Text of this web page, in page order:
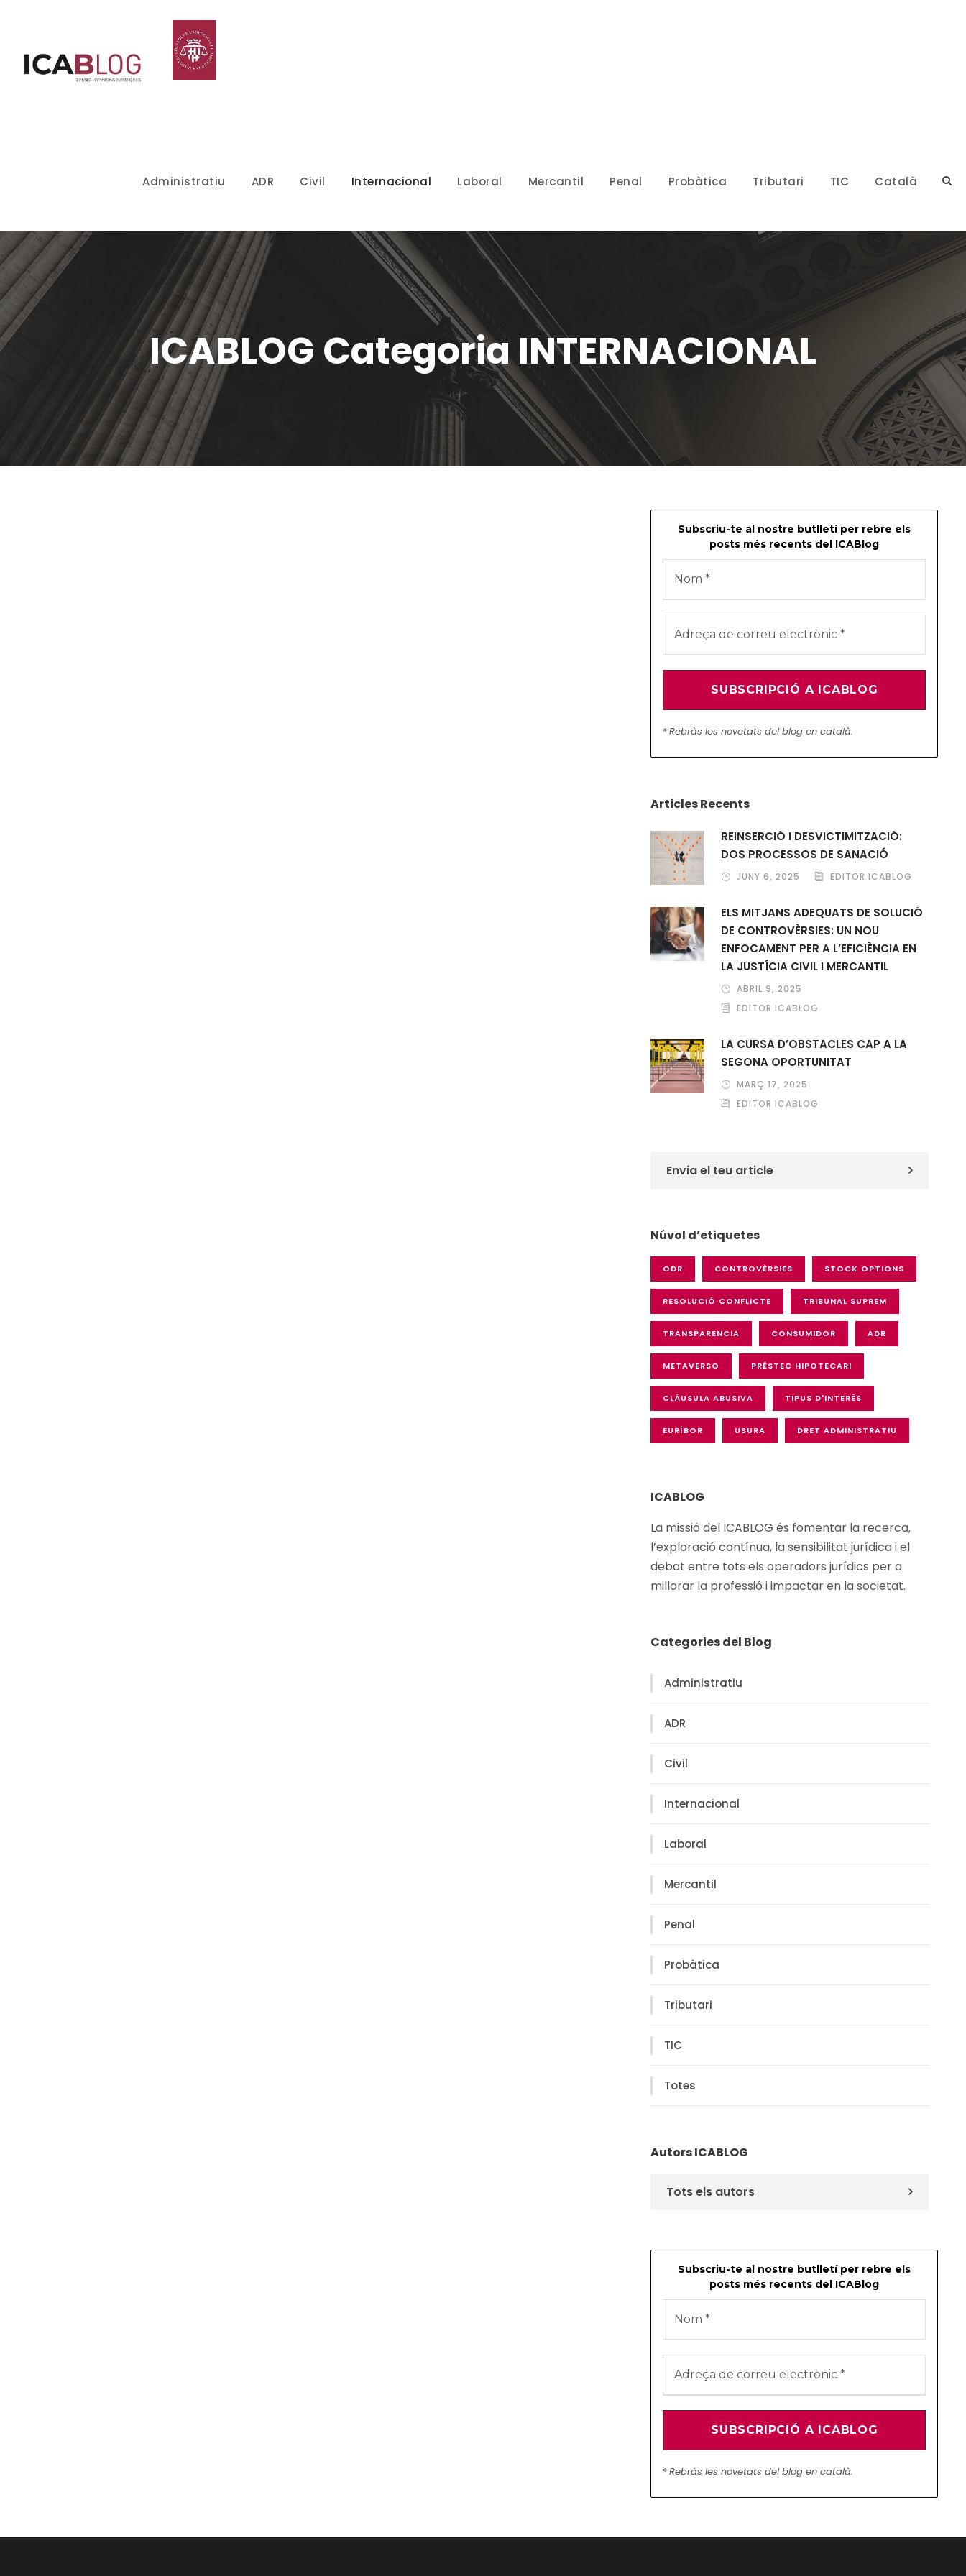
Administratiu ADR Civil Internacional Laboral Mercantil Penal Probàtica Tributari TIC Català
ICABLOG Categoria INTERNACIONAL
Subscriu-te al nostre butlletí per rebre els
posts més recents del ICABlog
*Rebràs les novetats del blog en català.
Articles Recents
REINSERCIÓ I DESVICTIMITZACIÓ:
DOS PROCESSOS DE SANACIÓ
JUNY 6, 2025 EDITOR ICABLOG
ELS MITJANS ADEQUATS DE SOLUCIÓ
DE CONTROVÈRSIES: UN NOU
ENFOCAMENT PER A L’EFICIÈNCIA EN
LA JUSTÍCIA CIVIL I MERCANTIL
ABRIL 9, 2025
EDITOR ICABLOG
LA CURSA D’OBSTACLES CAP A LA
SEGONA OPORTUNITAT
MARÇ 17, 2025
EDITOR ICABLOG
Envia el teu article
Núvol d’etiquetes
ODR CONTROVÈRSIES STOCK OPTIONS
RESOLUCIÓ CONFLICTE TRIBUNAL SUPREM
TRANSPARENCIA CONSUMIDOR ADR
METAVERSO PRÉSTEC HIPOTECARI
CLÁUSULA ABUSIVA TIPUS D'INTERÈS
EURÍBOR USURA DRET ADMINISTRATIU
ICABLOG
La missió del ICABLOG és fomentar la recerca,
l’exploració contínua, lasensibilitat jurídica i el
debat entre tots els operadors jurídics per a
millorar la professió iimpactar en lasocietat.
Categories del Blog
Administratiu
ADR
Civil
Internacional
Laboral
Mercantil
Penal
Probàtica
Tributari
TIC
Totes
Autors ICABLOG
Tots els autors
Subscriu-te al nostre butlletí per rebre els
posts més recents del ICABlog
*Rebràs les novetats del blog en català.